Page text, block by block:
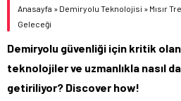
Anasayfa » Demiryolu Teknolojisi » Mısır
Geleceği
Demiryolu güvenliği için kritik
teknolojiler ve uzmanlıkla nasıl
getiriliyor? Discover how!